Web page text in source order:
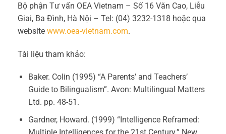
Bộ phận Tư vấn OEA Vietnam – Số 16 Văn Cao, Liễu
Giai, Ba Đình, Hà Nội – Tel: (04) 3232-1318 hoặc qua
website www.oea-vietnam.com.
Tài liệu tham khảo:
Baker. Colin (1995) “A Parents’ and Teachers’
Guide to Bilingualism”. Avon: Multilingual Matters
Ltd. pp. 48-51.
Gardner, Howard. (1999) “Intelligence Reframed: